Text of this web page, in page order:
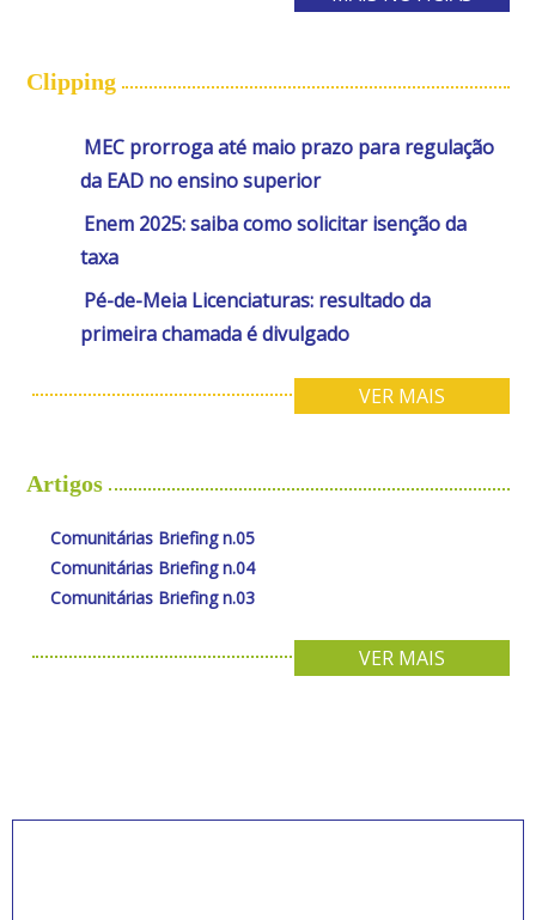
Clipping
MEC prorroga até maio prazo para regulação
da EAD no ensino superior
Enem 2025: saiba como solicitar isenção da
taxa
Pé-de-Meia Licenciaturas: resultado da
primeira chamada é divulgado
VER MAIS
Artigos
Comunitárias Briefing n.05
Comunitárias Briefing n.04
Comunitárias Briefing n.03
VER MAIS